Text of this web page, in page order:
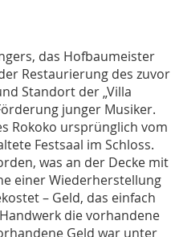
das Hofbaumeister
Restaurierung des zuvor
Standort der „Villa
junger Musiker.
Rokoko ursprünglich vom
Festsaal im Schloss.
was an der Decke mit
einer Wiederherstellung
– Geld, das einfach
die vorhandene
Geld war unter